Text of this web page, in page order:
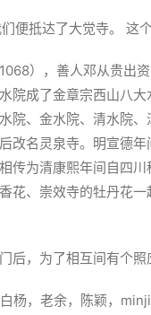
便抵达了大觉寺。 这
），善人邓从贵出
院成了金章宗西山八
院、金水院、清水院
改名灵泉寺。明宣德
传为清康熙年间自四
花、崇效寺的牡丹花
后，为了相互间有个照
杨，老余，陈颖，